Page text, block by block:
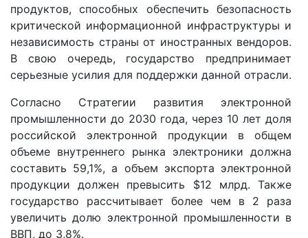
продуктов, способных обеспечить безопасность
критической информационной инфраструктуры и
независимость страны от иностранных вендоров.
В свою очередь, государство предпринимает
серьезные усилия для поддержки данной отрасли.
Согласно Стратегии развития электронной
промышленности до 2030 года, через 10 лет доля
российской электронной продукции в общем
объеме внутреннего рынка электроники должна
составить 59,1%, а объем экспорта электронной
продукции должен превысить $12 млрд. Также
государство рассчитывает более чем в 2 раза
увеличить долю электронной промышленности в
ВВП, до 3,8%.